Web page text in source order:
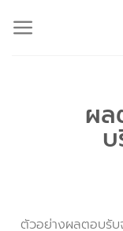
ผล
ตัวอย่างผลตอบรับ